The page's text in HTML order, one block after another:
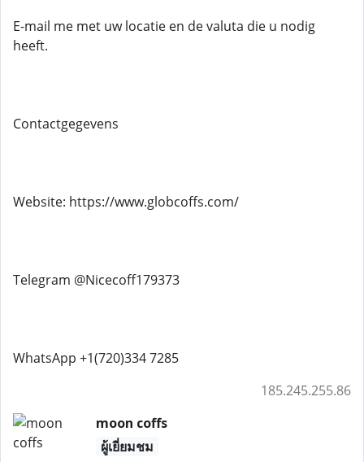
E-mail me met uw locatie en de valuta die u nodig
heeft.
Contactgegevens
Website: https://www.globcoffs.com/
Telegram @Nicecoff179373
WhatsApp +1(720)334 7285
185.245.255.86
moon coffs
ผู้เยี่ยมชม